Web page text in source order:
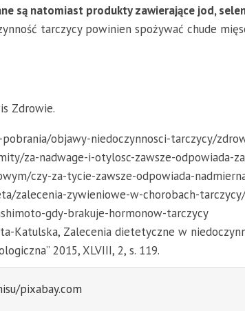
są natomiast produkty zawierające jod,
tarczycy powinien spożywać chude
Zdrowie.
objawy-niedoczynnosci-tarczycy/
za-nadwage-i-otylosc-zawsze-odpowiada-
czy-za-tycie-zawsze-odpowiada-
zalecenia-zywieniowe-w-chorobach-tarczycy/
gdy-brakuje-hormonow-tarczycy
Katulska, Zalecenia dietetyczne w
2015, XLVIII, 2, s. 119.
pixabay.com